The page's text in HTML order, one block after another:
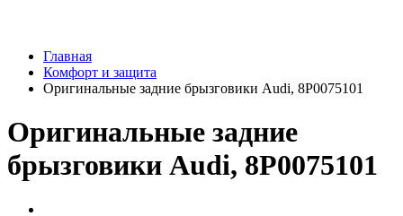
Главная
Комфорт и защита
Оригинальные задние брызговики Audi, 8P0075101
Оригинальные задние
брызговики Audi, 8P0075101